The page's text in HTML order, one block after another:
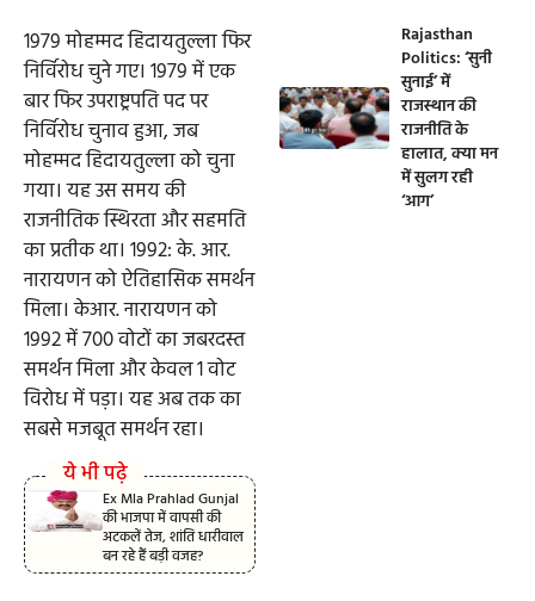
1979 मोहम्मद हिदायतुल्ला फिर
निर्विरोध चुने गए। 1979 में एक
बार फिर उपराष्ट्रपति पद पर
निर्विरोध चुनाव हुआ, जब
मोहम्मद हिदायतुल्ला को चुना
गया। यह उस समय की
राजनीतिक स्थिरता और सहमति
का प्रतीक था। 1992: के. आर.
नारायणन को ऐतिहासिक समर्थन
मिला। केआर. नारायणन को
1992 में 700 वोटों का जबरदस्त
समर्थन मिला और केवल 1 वोट
विरोध में पड़ा। यह अब तक का
सबसे मजबूत समर्थन रहा।
ये भी पढ़े
Ex Mla Prahlad Gunjal
की भाजपा में वापसी की
अटकलें तेज, शांति धारीवाल
बन रहे हैं बड़ी वजह?
Rajasthan
Politics: ‘सुनी
सुनाई’ में
राजस्थान की
राजनीति के
हालात, क्या मन
में सुलग रही
‘आग’